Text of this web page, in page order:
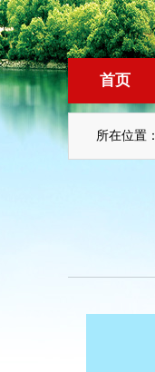
首页
所在位置：